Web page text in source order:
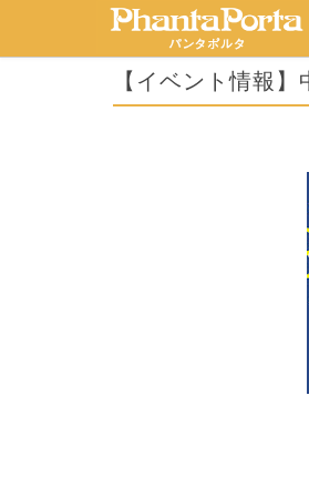
【イベント情報